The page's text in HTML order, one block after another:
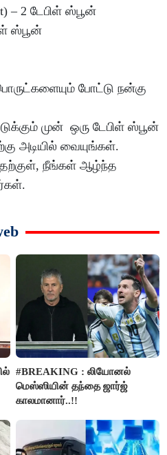
– 2 டேபிள் ஸ்பூன்
ஸ்பூன்
போட்டு நன்கு
முன் ஒரு டேபிள் ஸ்பூன்
அடியில் வையுங்கள்.
நீங்கள் ஆழ்ந்த
#BREAKING : லியோனல்
மெஸ்ஸியின் தந்தை ஜார்ஜ்
காலமானார்..!!